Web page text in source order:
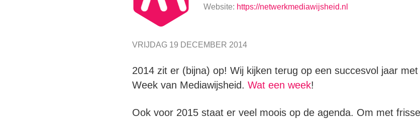
Website: https://netwerkmediawijsheid.nl
VRIJDAG 19 DECEMBER 2014
2014 zit er (bijna) op! Wij kijken terug op een succesvol jaar
Week van Mediawijsheid. Wat een week!
Ook voor 2015 staat er veel moois op de agenda. Om met